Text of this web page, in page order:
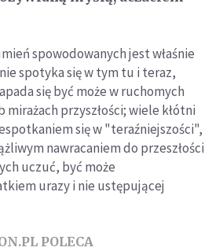
spowodowanych jest właśnie
spotyka się w tym tu i teraz,
się być może w ruchomych
mirażach przyszłości; wiele kłótni
się w "teraźniejszości",
nawracaniem do przeszłości
uczuć, być może
urazy i nie ustępującej
POLECA